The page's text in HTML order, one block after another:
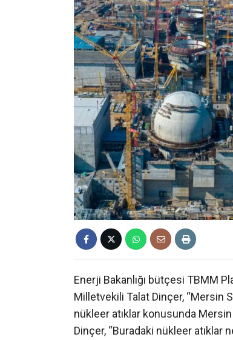
Enerji Bakanlığı bütçesi TBMM
Milletvekili Talat Dinçer, “Mersin
nükleer atıklar konusunda
Dinçer, “Buradaki nükleer atıklar